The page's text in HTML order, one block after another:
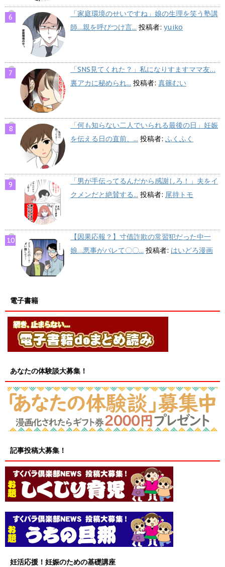
「家庭環境のせいですね」娘の生理を笑う塾講
師…親を呼びつけ言... 投稿者: yuiko
「SNS見てくれた？」私になりすますママ友…
裏アカに秘められ... 投稿者: 真篠むい
「何も知らない二人でいられる最後の日」妊娠
を伝える日の直前、... 投稿者: ふくふく
「男が手伝ってるんだから感謝しろ！」夫をイ
クメンだと絶賛する... 投稿者: 尾持トモ
【因果応報？】寸借詐欺の常習犯だった中一
娘…悪事がバレて〇〇... 投稿者: はいどろ漫画
電子書籍
あなたの体験談大募集！
記事投稿大募集！
妊活応援！妊娠のための基礎講座